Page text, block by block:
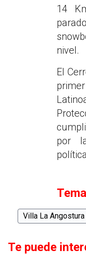
14
nivel.
El
por
Villa La Angostura
Te puede